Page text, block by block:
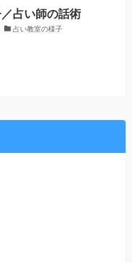
占い師の話術
占い教室の様子